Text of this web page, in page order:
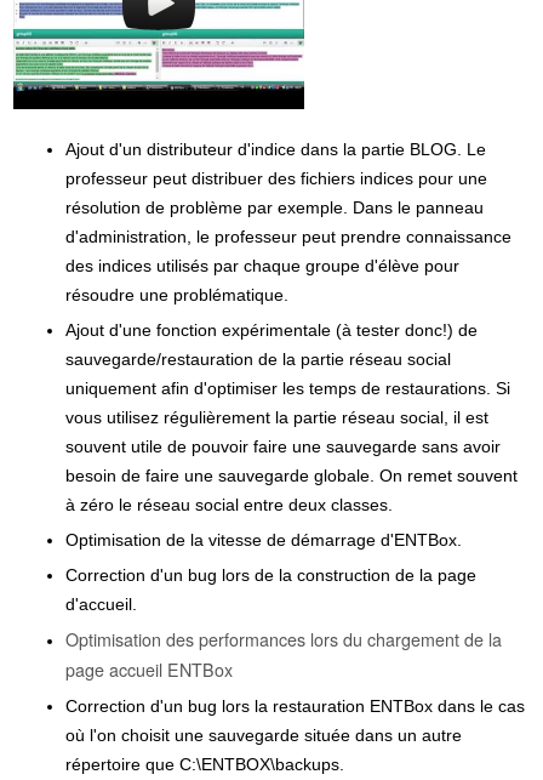
Ajout d'un distributeur d'indice dans la partie BLOG. Le
professeur peut distribuer des fichiers indices pour une
résolution de problème par exemple. Dans le panneau
d'administration, le professeur peut prendre connaissance
des indices utilisés par chaque groupe d'élève pour
résoudre une problématique.
Ajout d'une fonction expérimentale (à tester donc!) de
sauvegarde/restauration de la partie réseau social
uniquement afin d'optimiser les temps de restaurations. Si
vous utilisez régulièrement la partie réseau social, il est
souvent utile de pouvoir faire une sauvegarde sans avoir
besoin de faire une sauvegarde globale. On remet souvent
à zéro le réseau social entre deux classes.
Optimisation de la vitesse de démarrage d'ENTBox.
Correction d'un bug lors de la construction de la page
d'accueil.
Optimisation des performances lors du chargement de la
page accueil ENTBox
Correction d'un bug lors la restauration ENTBox dans le cas
où l'on choisit une sauvegarde située dans un autre
répertoire que C:\ENTBOX\backups.